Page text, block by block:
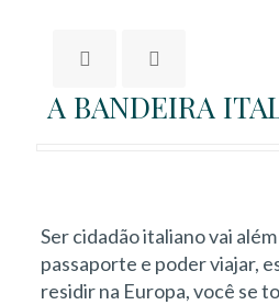
A BANDEIRA
Ser cidadão italiano vai
passaporte e poder viajar,
residir na Europa, você se